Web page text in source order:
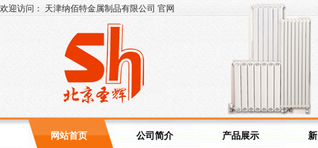
欢迎访问： 天津纳佰特金属制品有限公司 官网
网站首页 公司简介 产品展示